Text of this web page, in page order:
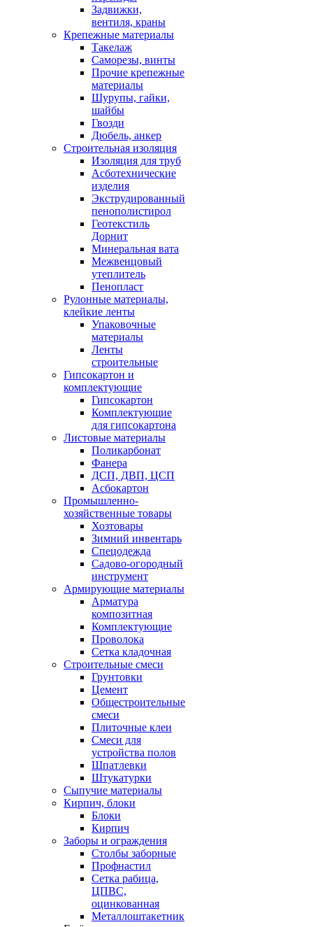
Задвижки,
вентиля, краны
Крепежные материалы
Такелаж
Саморезы, винты
Прочие крепежные
материалы
Шурупы, гайки,
шайбы
Гвозди
Дюбель, анкер
Строительная изоляция
Изоляция для труб
Асботехнические
изделия
Экструдированный
пенополистирол
Геотекстиль
Дорнит
Минеральная вата
Межвенцовый
утеплитель
Пенопласт
Рулонные материалы,
клейкие ленты
Упаковочные
материалы
Ленты
строительные
Гипсокартон и
комплектующие
Гипсокартон
Комплектующие
для гипсокартона
Листовые материалы
Поликарбонат
Фанера
ДСП, ДВП, ЦСП
Асбокартон
Промышленно-
хозяйственные товары
Хозтовары
Зимний инвентарь
Спецодежда
Садово-огородный
инструмент
Армирующие материалы
Арматура
композитная
Комплектующие
Проволока
Сетка кладочная
Строительные смеси
Грунтовки
Цемент
Общестроительные
смеси
Плиточные клеи
Смеси для
устройства полов
Шпатлевки
Штукатурки
Сыпучие материалы
Кирпич, блоки
Блоки
Кирпич
Заборы и ограждения
Столбы заборные
Профнастил
Сетка рабица,
ЦПВС,
оцинкованная
Металлоштакетник